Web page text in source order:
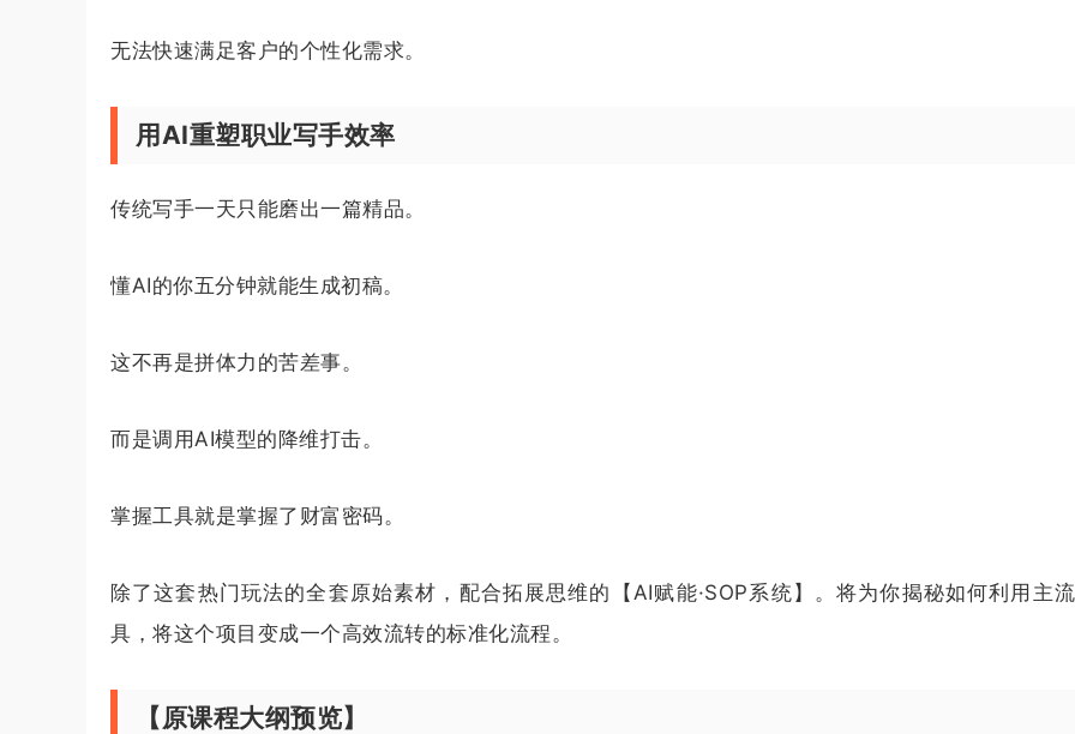
无法快速满足客户的个性化需求。
用AI重塑职业写手效率
传统写手一天只能磨出一篇精品。
懂AI的你五分钟就能生成初稿。
这不再是拼体力的苦差事。
而是调用AI模型的降维打击。
掌握工具就是掌握了财富密码。
除了这套热门玩法的全套原始素材，配合拓展思维的【AI赋能·SOP系统】。将为你揭秘如何利用主
具，将这个项目变成一个高效流转的标准化流程。
【原课程大纲预览】